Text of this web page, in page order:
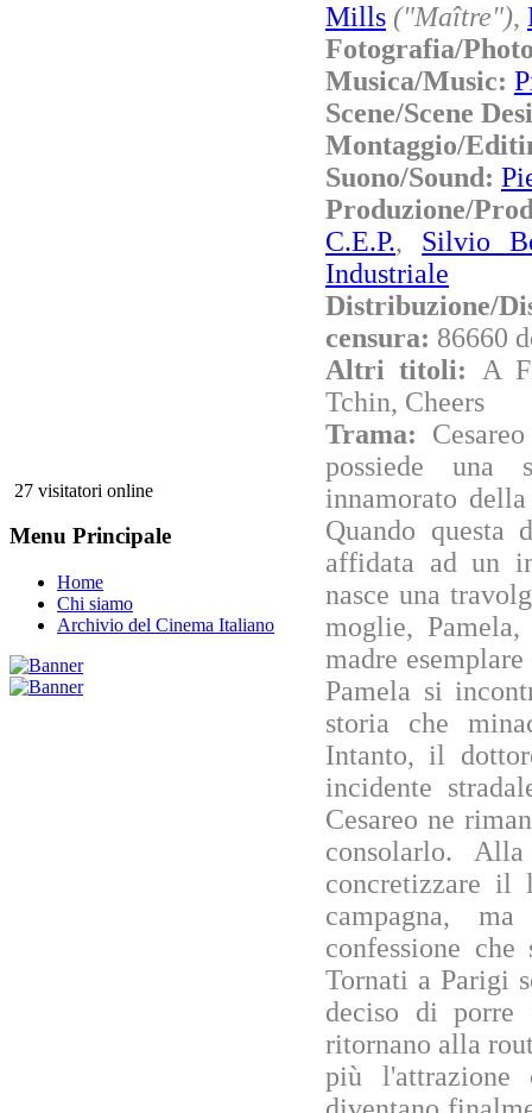
27 visitatori online
Menu Principale
Home
Chi siamo
Archivio del Cinema Italiano
Mills ("Maître"),
Fotografia/
Musica/Music:
Scene/Scene
Montaggio/
Suono/Sound:
Produzione/
C.E.P., Silvio
Industriale
Distribuzione/
censura: 86660
Altri titoli: A
Tchin, Cheers
Trama:
possiede una
innamorato
Quando questa
affidata ad un
nasce una
moglie,
madre
Pamela si
storia che
Intanto, il
incidente
Cesareo ne
consolarlo.
concretizzare il
campagna,
confessione
Tornati a Parigi
deciso di porre
ritornano alla
più